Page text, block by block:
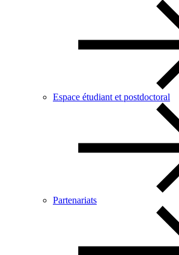
Espace étudiant et postdoctoral
Partenariats